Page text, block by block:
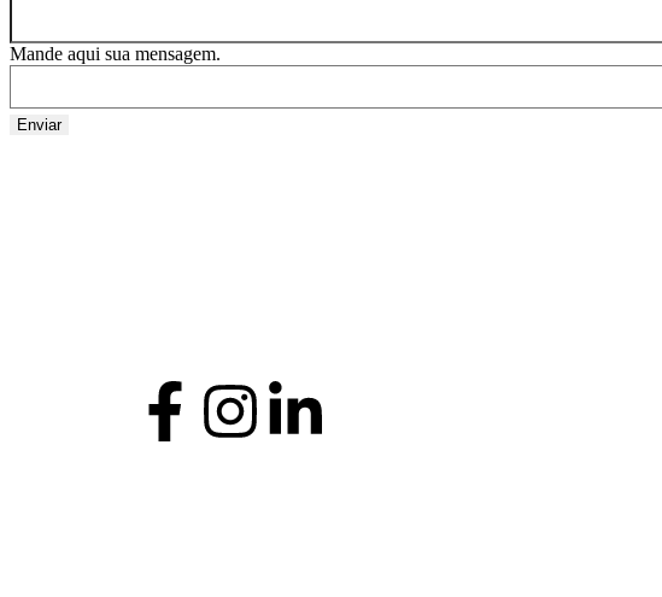
Mande aqui sua mensagem.
Enviar